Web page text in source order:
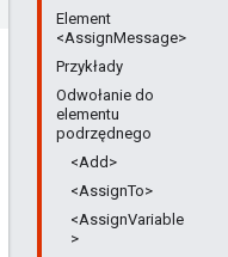
Element
<AssignMessage>
Przykłady
Odwołanie do
elementu
podrzędnego
<Add>
<AssignTo>
<AssignVariable
>